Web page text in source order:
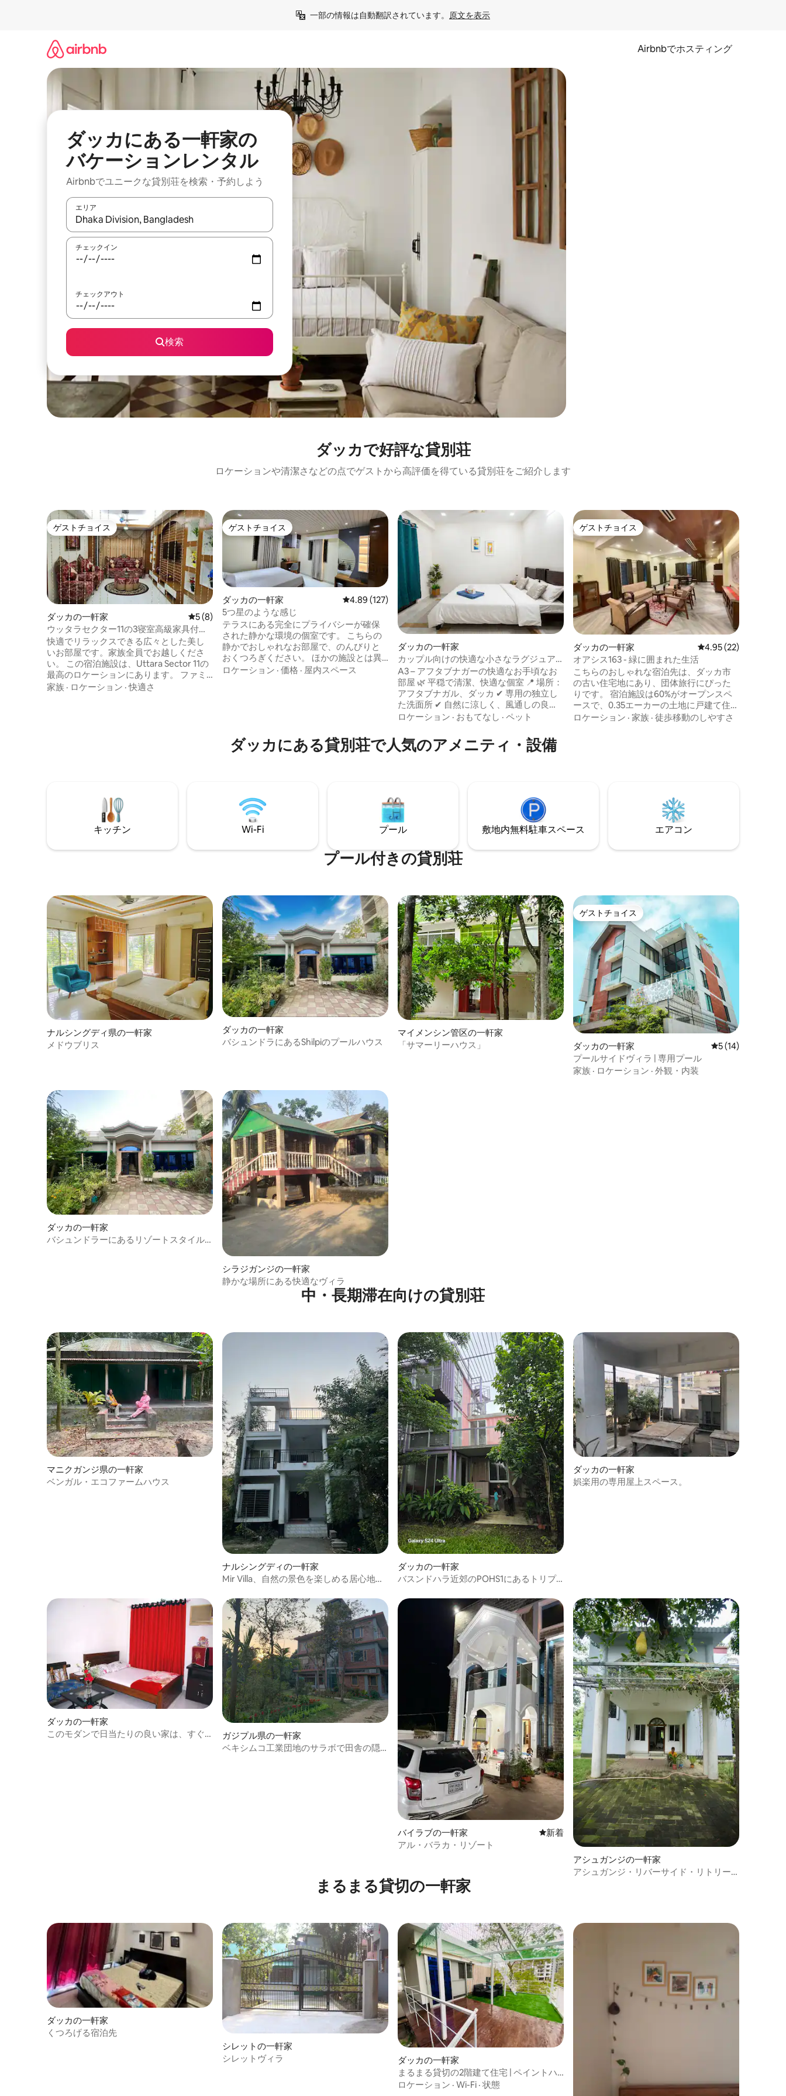
一部の情報は自動翻訳されています。 原文を表示
Airbnbでホスティング
ダッカにある一軒家の
バケーションレンタル
Airbnbでユニークな貸別荘を検索・予約しよう
エリア
検索結果が表示されたら、上下の矢印キーを使って移動するか、画面をタッチまたはスワイプして検索結果を確認することができます。
チェックイン
チェックアウト
検索
ダッカで好評な貸別荘
ロケーションや清潔さなどの点でゲストから高評価を得ている貸別荘をご紹介します
ゲストチョイス
ゲストチョイス
ダッカの一軒家 レビュー8件、5つ星中5つ星の平均評価
5 (8)
ウッタラセクター11の3寝室高級家具付き
アパート（エアコン）
快適でリラックスできる広々とした美し
いお部屋です。家族全員でお越しくださ
い。 この宿泊施設は、Uttara Sector 11の
最高のロケーションにあります。 ファミ
リー向けの1550平方フィートの家具付き
家族 · ロケーション ·快適さ
ゲストチョイス
ゲストチョイス
ダッカの一軒家 レビュー127件、5つ星中4.89つ星の平均評価
4.89 (127)
5つ星のような感じ
テラスにある完全にプライバシーが確保
された静かな環境の個室です。 こちらの
静かでおしゃれなお部屋で、のんびりと
おくつろぎください。 ほかの施設とは異
なる必要な設備をすべて提供していま
ービス 10. 庭付きの穏やかな屋上環境
ロケーション · 価格 · 屋内スペース
ダッカの一軒家
カップル向けの快適な小さなラグジュア
リーな部屋
A3 – アフタブナガーの快適なお手頃なお
部屋 🌿 平穏で清潔、快適な個室 📍 場所：
アフタブナガル、ダッカ ✔ 専用の独立し
た洗面所 ✔ 自然に涼しく、風通しの良い
お部屋 ✔ 素敵な大きなバルコニー ✔ カッ
潔な新しいベッドシーツと枕 ✔ 静かで安
全な環境 ✔ フードデリバリー可 ❄ 通気性
ロケーション · おもてなし · ペット
ゲストチョイス
ゲストチョイス
ダッカの一軒家 レビュー22件、5つ
4.95 (22)
オアシス163 - 緑に囲まれた生活
こちらのおしゃれな宿泊先は、ダッカ市
の古い住宅地にあり、団体旅行にぴった
りです。 宿泊施設は60%がオープンスペ
ースで、0.35エーカーの土地に戸建て住宅
があります。 150メートル以内に有名なダ
ロケーション · 家族 · 徒歩移動のしやすさ
ダッカにある貸別荘で人気のアメニティ・設備
キッチン Wi-Fi プール 敷地内無料駐⁠車ス⁠ペ⁠ー⁠ス エアコン
プール付きの貸別荘
ナルシングディ県の一軒家
メドウブリス
ダッカの一軒家
バシュンドラにあるShilpiのプールハウス
マイメンシン管区の一軒家
「サマーリーハウス」
ゲストチョイス
ゲストチョイス
ダッカの一軒家 レビュー14件、5
5 (14)
プールサイドヴィラ | 専用プール
家族 · ロケーション · 外観・内装
ダッカの一軒家
バシュンドラーにあるリゾートスタイル
シラジガンジの一軒家
静かな場所にある快適なヴィラ
中・長期滞在向けの貸別荘
マニクガンジ県の一軒家
ベンガル・エコファームハウス
ナルシングディの一軒家
Mir Villa、自然の景色を楽しめる居心地の
ダッカの一軒家
バスンドハラ近郊のPOHS1にあるトリプ
ダッカの一軒家
娯楽用の専用屋上スペース。
ダッカの一軒家
このモダンで日当たりの良い家は、すぐ
ガジプル県の一軒家
ベキシムコ工業団地のサラボで田舎の隠
バイラブの一軒家 新しい宿泊先
新着
アル・バラカ・リゾート
アシュガンジの一軒家
アシュガンジ・リバーサイド・リトリー
まるまる貸切の一軒家
ダッカの一軒家
くつろげる宿泊先
シレットの一軒家
シレットヴィラ
ダッカの一軒家
まるまる貸切の2階建て住宅 | ペイントハ
ウス | ダッカ
ロケーション · Wi-Fi · 状態